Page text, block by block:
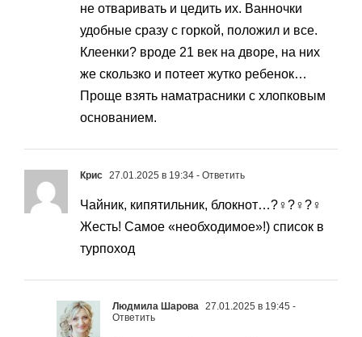
не отваривать и цедить их. Ванночки
удобные сразу с горкой, положил и все.
Клеенки? вроде 21 век на дворе, на них
же скользко и потеет жутко ребенок…
Проще взять наматрасники с хлопковым
основанием.
Крис 27.01.2025 в 19:34 - Ответить
Чайник, кипятильник, блокнот…?‍♀️?‍♀️?‍♀️
Жесть! Самое «необходимое»!) список в
турпоход
Людмила Шарова 27.01.2025 в 19:45 -
Ответить